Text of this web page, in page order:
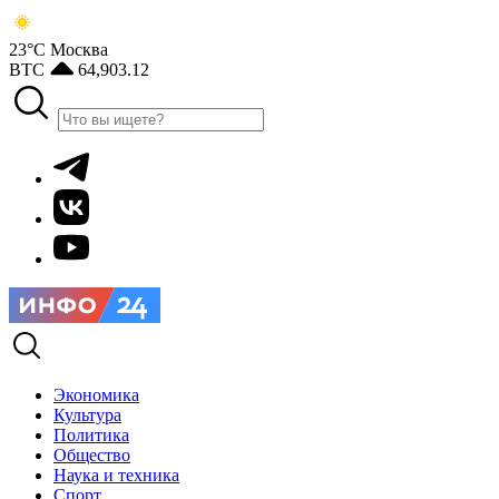
23°С Москва
BTC
64,903.12
Экономика
Культура
Политика
Общество
Наука и техника
Спорт